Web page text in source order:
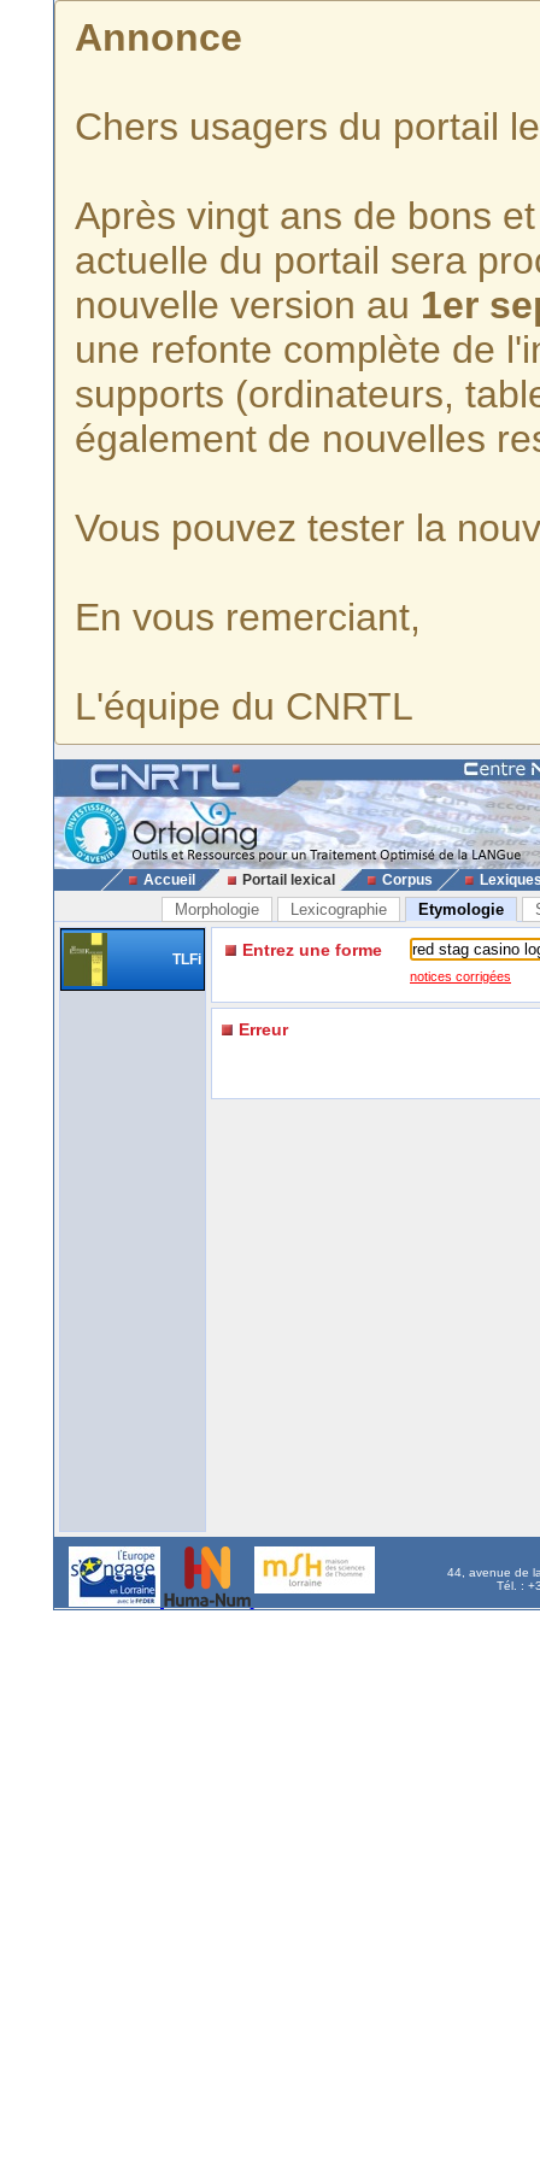
Annonce
Chers usagers du portail
Après vingt ans de bons
actuelle du portail sera
nouvelle version au 1er
une refonte complète de
supports (ordinateurs,
également de nouvelles
Vous pouvez tester la
En vous remerciant,
L'équipe du CNRTL
Accueil Portail lexical Corpus
Morphologie Lexicographie Etymologie
TLFi Entrez une forme
notices corrigées
Erreur
44, avenue de
Tél. :